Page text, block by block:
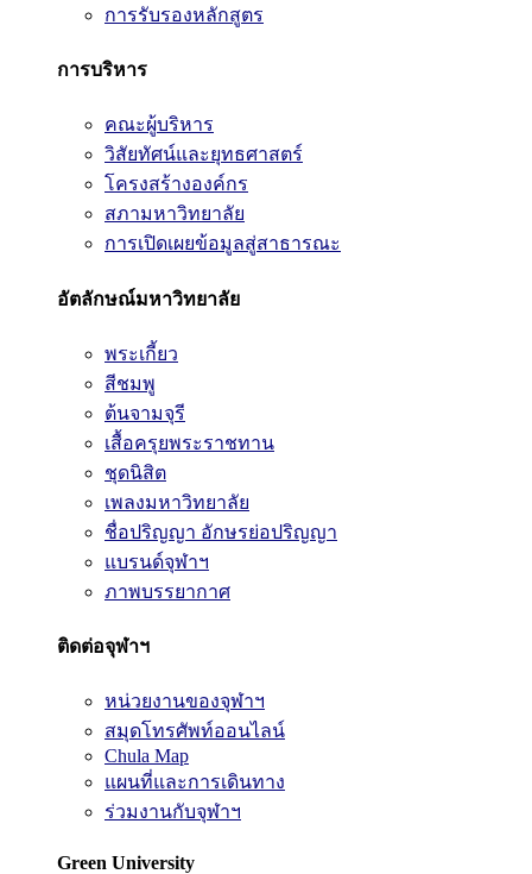
การรับรองหลักสูตร
การบริหาร
คณะผู้บริหาร
วิสัยทัศน์และยุทธศาสตร์
โครงสร้างองค์กร
สภามหาวิทยาลัย
การเปิดเผยข้อมูลสู่สาธารณะ
อัตลักษณ์มหาวิทยาลัย
พระเกี้ยว
สีชมพู
ต้นจามจุรี
เสื้อครุยพระราชทาน
ชุดนิสิต
เพลงมหาวิทยาลัย
ชื่อปริญญา อักษรย่อปริญญา
แบรนด์จุฬาฯ
ภาพบรรยากาศ
ติดต่อจุฬาฯ
หน่วยงานของจุฬาฯ
สมุดโทรศัพท์ออนไลน์
Chula Map
แผนที่และการเดินทาง
ร่วมงานกับจุฬาฯ
Green University